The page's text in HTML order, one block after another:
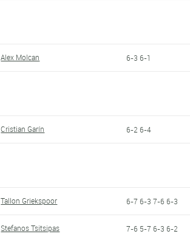
Alex Molcan 6-3 6-1
Cristian Garín 6-2 6-4
Tallon Griekspoor 6-7 6-3 7-6 6-3
Stefanos Tsitsipas 7-6 5-7 6-3 6-2